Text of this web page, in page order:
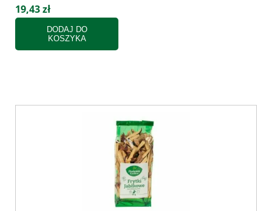
19,43 zł
DODAJ DO
KOSZYKA